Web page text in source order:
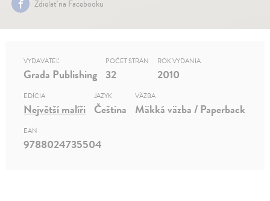
Zdielať na Facebooku
VYDAVATEĽ
Grada Publishing
POČET STRÁN
32
ROK VYDANIA
2010
EDÍCIA
Největší malíři
JAZYK
Čeština
VÄZBA
Mäkká väzba / Paperback
EAN
9788024735504